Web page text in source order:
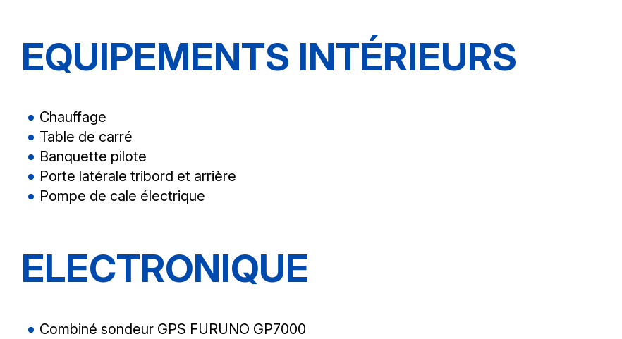
EQUIPEMENTS INTÉRIEURS
Chauffage
Table de carré
Banquette pilote
Porte latérale tribord et arrière
Pompe de cale électrique
ELECTRONIQUE
Combiné sondeur GPS FURUNO GP7000